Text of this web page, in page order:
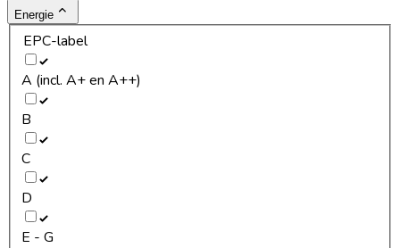
Energie
EPC-label
A (incl. A+ en A++)
B
C
D
E - G